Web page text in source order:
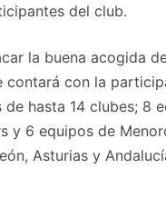
del club.
la buena acogida
contará con la
hasta 14 clubes; 8
y 6 equipos de
Asturias y